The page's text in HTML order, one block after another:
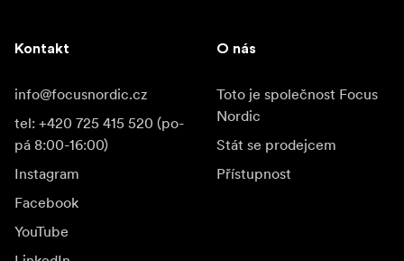
Kontakt
info@focusnordic.cz
tel: +420 725 415 520 (po-
pá 8:00-16:00)
Instagram
Facebook
YouTube
O nás
Toto je společnost Focus
Nordic
Stát se prodejcem
Přístupnost